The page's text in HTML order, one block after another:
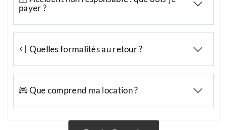
payer ?
Quelles formalités au retour ?
Que comprend ma location ?